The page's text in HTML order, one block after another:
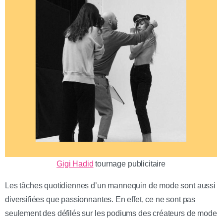
Gigi Hadid tournage publicitaire
Les tâches quotidiennes d’un mannequin de mode sont aussi
diversifiées que passionnantes. En effet, ce ne sont pas
seulement des défilés sur les podiums des créateurs de mode